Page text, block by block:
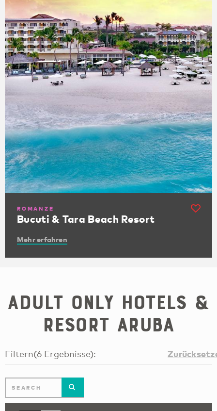
ROMANZE
Bucuti & Tara Beach Resort
Mehr erfahren
Adult Only Hotels &
Resort Aruba
Filtern(6 Ergebnisse):